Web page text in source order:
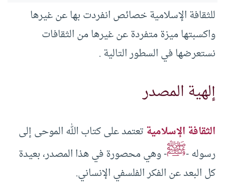
للثقافة الإسلامية خصائص انفردت بها عن غيرها
واكسبتها ميزة متفردة عن غيرها من الثقافات
نستعرضها في السطور التالية .
إلهية المصدر
الثقافة الإسلاميةتعتمد على كتاب الله الموحى إلى
رسوله -ﷺ- وهي محصورة في هذا المصدر، بعيدة
كل البعد عن الفكر الفلسفي الإنساني.